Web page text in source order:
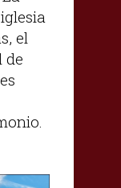
el
de